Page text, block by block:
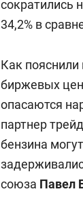
сократились
34,2% в
Как пояснили
биржевых цен
опасаются
партнер
бензина
союза Павел